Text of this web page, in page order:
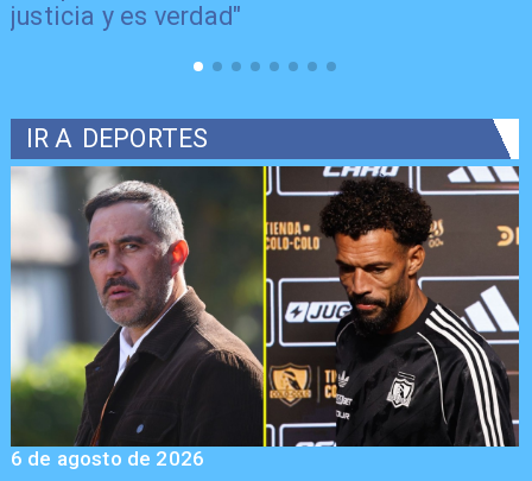
justicia y es verdad"
IR A DEPORTES
6 de agosto de 2026